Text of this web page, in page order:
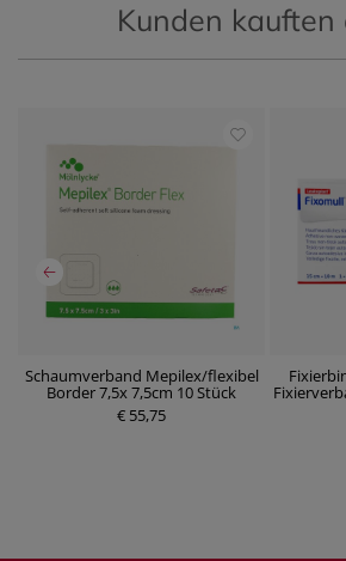
Kunden kauften
Schaumverband Mepilex/flexibel
Border 7,5x 7,5cm 10 Stück
€ 55,75